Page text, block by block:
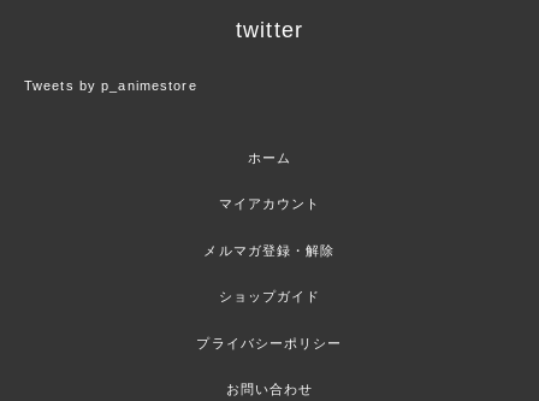
twitter
Tweets by p_animestore
ホーム
マイアカウント
メルマガ登録・解除
ショップガイド
プライバシーポリシー
お問い合わせ